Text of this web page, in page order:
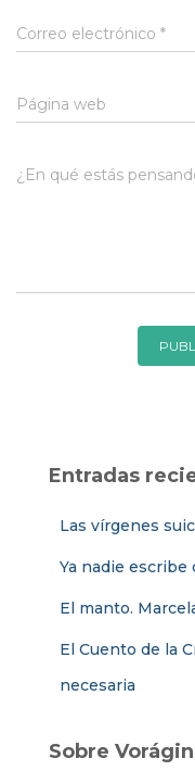
Correo electrónico *
Página web
¿En qué estás
Entradas
Las vírgenes
Ya nadie escribe
El manto.
El Cuento de la
necesaria
Sobre